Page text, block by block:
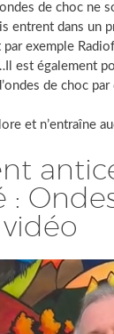
de choc ne
entrent dans un
exemple
est également
de choc par
et n’entraîne
: